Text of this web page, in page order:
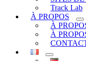
Track Lab
À PROPOS
À
À